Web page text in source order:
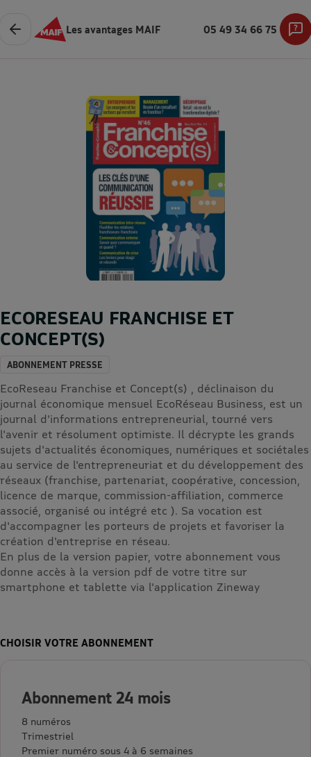
Les avantages MAIF 05 49 34 66 75
ECORESEAU FRANCHISE ET
CONCEPT(S)
ABONNEMENT PRESSE
EcoReseau Franchise et Concept(s) , déclinaison du
journal économique mensuel EcoRéseau Business, est un
journal d'informations entrepreneurial, tourné vers
l'avenir et résolument optimiste. Il décrypte les grands
sujets d'actualités économiques, numériques et sociétales
au service de l'entrepreneuriat et du développement des
réseaux (franchise, partenariat, coopérative, concession,
licence de marque, commission-affiliation, commerce
associé, organisé ou intégré etc ). Sa vocation est
d'accompagner les porteurs de projets et favoriser la
création d'entreprise en réseau.
En plus de la version papier, votre abonnement vous
donne accès à la version pdf de votre titre sur
smartphone et tablette via l'application Zineway
CHOISIR VOTRE ABONNEMENT
Abonnement 24 mois
8 numéros
Trimestriel
Premier numéro sous 4 à 6 semaines